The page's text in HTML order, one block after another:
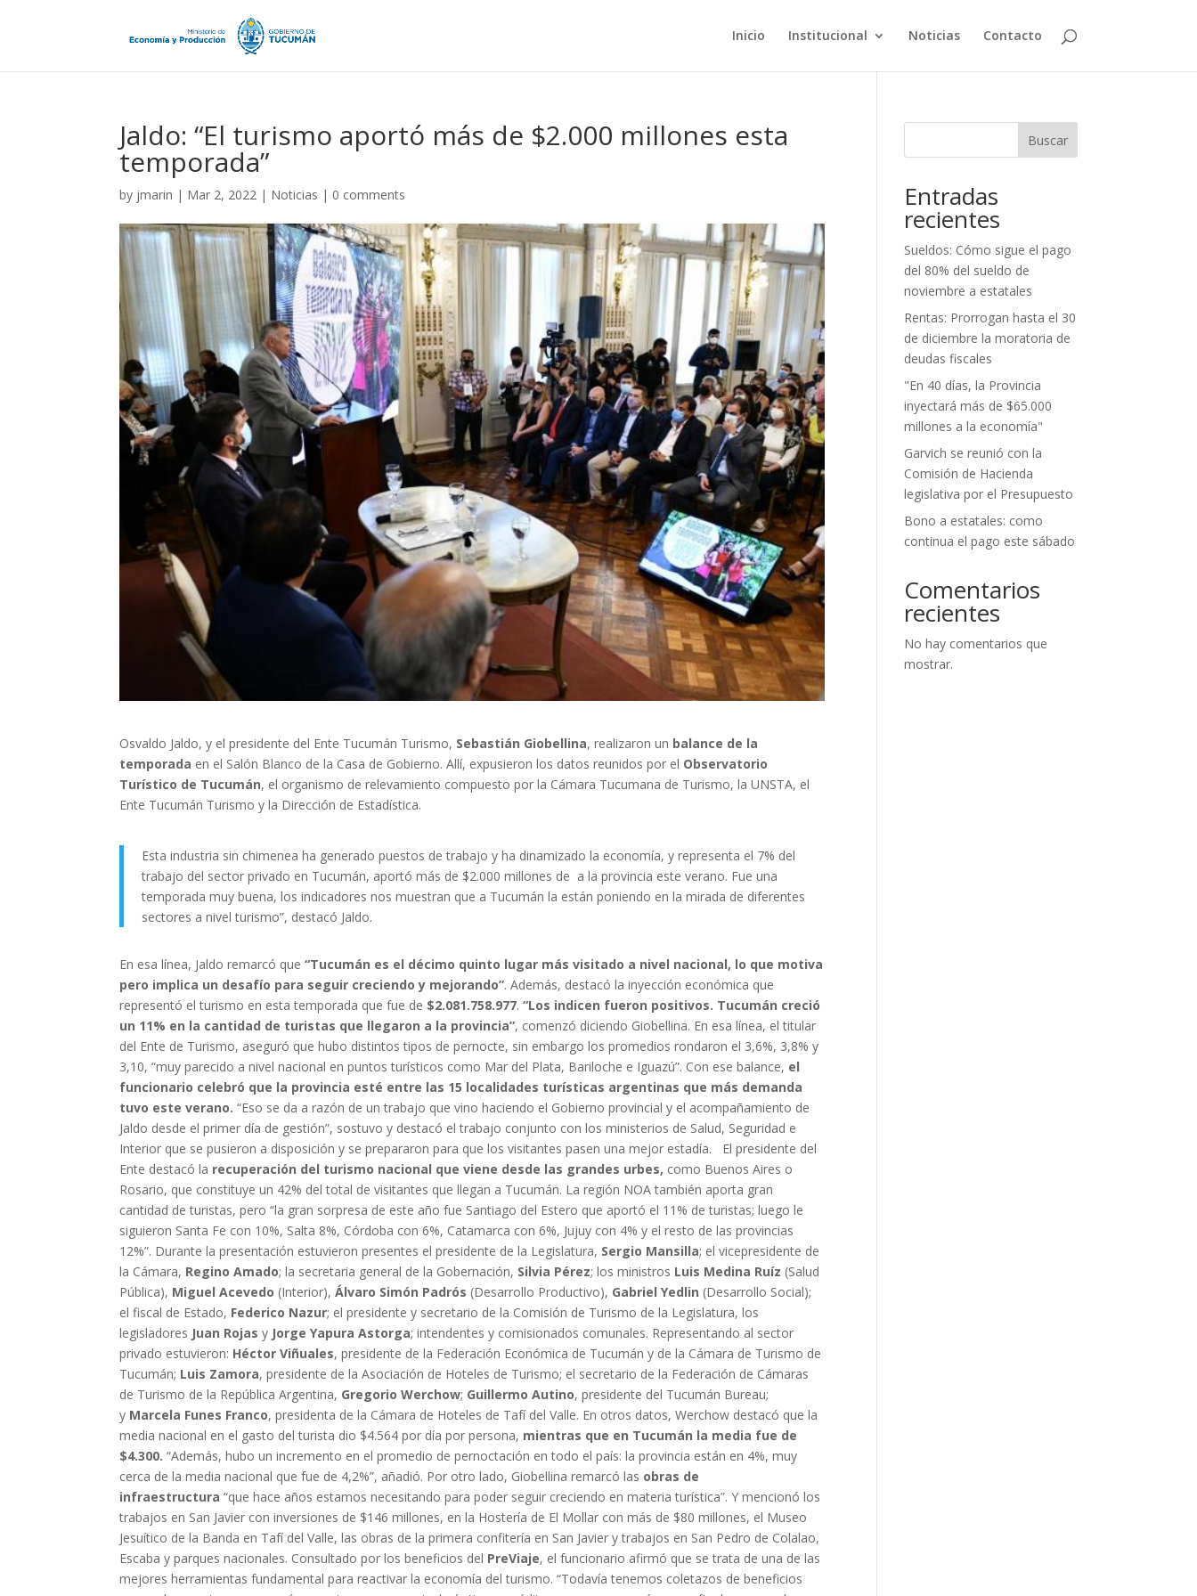
Inicio Institucional Noticias Contacto
Jaldo: “El turismo aportó más de $2.000 millones esta
temporada”
by jmarin | Mar 2, 2022 | Noticias | 0 comments
Osvaldo Jaldo, y el presidente del Ente Tucumán Turismo, Sebastián Giobellina, realizaron un balance de la
temporada en el Salón Blanco de la Casa de Gobierno. Allí, expusieron los datos reunidos por el Observatorio
Turístico de Tucumán, el organismo de relevamiento compuesto por la Cámara Tucumana de Turismo, la UNSTA, el
Ente Tucumán Turismo y la Dirección de Estadística.
Esta industria sin chimenea ha generado puestos de trabajo y ha dinamizado la economía, y representa el 7% del
trabajo del sector privado en Tucumán, aportó más de $2.000 millones de a la provincia este verano. Fue una
temporada muy buena, los indicadores nos muestran que a Tucumán la están poniendo en la mirada de diferentes
sectores a nivel turismo”, destacó Jaldo.
En esa línea, Jaldo remarcó que“Tucumán es el décimo quinto lugar más visitado a nivel nacional, lo que motiva
pero implica un desafío para seguir creciendo y mejorando”. Además, destacó la inyección económica que
representó el turismo en esta temporada que fue de $2.081.758.977.“Los indicen fueron positivos. Tucumán creció
un 11% en la cantidad de turistas que llegaron a la provincia”, comenzó diciendo Giobellina. En esa línea, el titular
del Ente de Turismo, aseguró que hubo distintos tipos de pernocte, sin embargo los promedios rondaron el 3,6%, 3,8% y
3,10, “muy parecido a nivel nacional en puntos turísticos como Mar del Plata, Bariloche e Iguazú”. Con ese balance, el
funcionario celebró que la provincia esté entre las 15 localidades turísticas argentinas que más demanda
tuvo este verano.“Eso se da a razón de un trabajo que vino haciendo el Gobierno provincial y el acompañamiento de
Jaldo desde el primer día de gestión”, sostuvo y destacó el trabajo conjunto con los ministerios de Salud, Seguridad e
Interior que se pusieron a disposición y se prepararon para que los visitantes pasen una mejor estadía. El presidente del
Ente destacó la recuperación del turismo nacional que viene desde las grandes urbes, como Buenos Aires o
Rosario, que constituye un 42% del total de visitantes que llegan a Tucumán. La región NOA también aporta gran
cantidad de turistas, pero “la gran sorpresa de este año fue Santiago del Estero que aportó el 11% de turistas; luego le
siguieron Santa Fe con 10%, Salta 8%, Córdoba con 6%, Catamarca con 6%, Jujuy con 4% y el resto de las provincias
12%”. Durante la presentación estuvieron presentes el presidente de la Legislatura, Sergio Mansilla; el vicepresidente de
la Cámara, Regino Amado; la secretaria general de la Gobernación, Silvia Pérez; los ministros Luis Medina Ruíz (Salud
Pública), Miguel Acevedo (Interior),Álvaro Simón Padrós (Desarrollo Productivo), Gabriel Yedlin (Desarrollo Social);
el fiscal de Estado, Federico Nazur; el presidente y secretario de la Comisión de Turismo de la Legislatura, los
legisladores Juan Rojas y Jorge Yapura Astorga; intendentes y comisionados comunales. Representando al sector
privado estuvieron: Héctor Viñuales, presidente de la Federación Económica de Tucumán y de la Cámara de Turismo de
Tucumán; Luis Zamora, presidente de la Asociación de Hoteles de Turismo; el secretario de la Federación de Cámaras
de Turismo de la República Argentina, Gregorio Werchow; Guillermo Autino, presidente del Tucumán Bureau;
y Marcela Funes Franco, presidenta de la Cámara de Hoteles de Tafí del Valle. En otros datos, Werchow destacó que la
media nacional en el gasto del turista dio $4.564 por día por persona, mientras que en Tucumán la media fue de
$4.300. “Además, hubo un incremento en el promedio de pernoctación en todo el país: la provincia están en 4%, muy
cerca de la media nacional que fue de 4,2%”, añadió. Por otro lado, Giobellina remarcó las obras de
infraestructura “que hace años estamos necesitando para poder seguir creciendo en materia turística”. Y mencionó los
trabajos en San Javier con inversiones de $146 millones, en la Hostería de El Mollar con más de $80 millones, el Museo
Jesuítico de la Banda en Tafí del Valle, las obras de la primera confitería en San Javier y trabajos en San Pedro de Colalao,
Escaba y parques nacionales. Consultado por los beneficios del PreViaje, el funcionario afirmó que se trata de una de las
mejores herramientas fundamental para reactivar la economía del turismo. “Todavía tenemos coletazos de beneficios
Buscar
Entradas
recientes
Sueldos: Cómo sigue el pago
del 80% del sueldo de
noviembre a estatales
Rentas: Prorrogan hasta el 30
de diciembre la moratoria de
deudas fiscales
"En 40 días, la Provincia
inyectará más de $65.000
millones a la economía"
Garvich se reunió con la
Comisión de Hacienda
legislativa por el Presupuesto
Bono a estatales: como
continua el pago este sábado
Comentarios
recientes
No hay comentarios que
mostrar.